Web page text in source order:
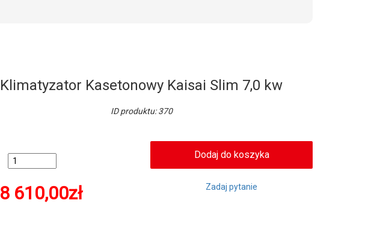
Klimatyzator Kasetonowy Kaisai Slim 7,0 kw
ID produktu: 370
8 610,00zł Zadaj pytanie